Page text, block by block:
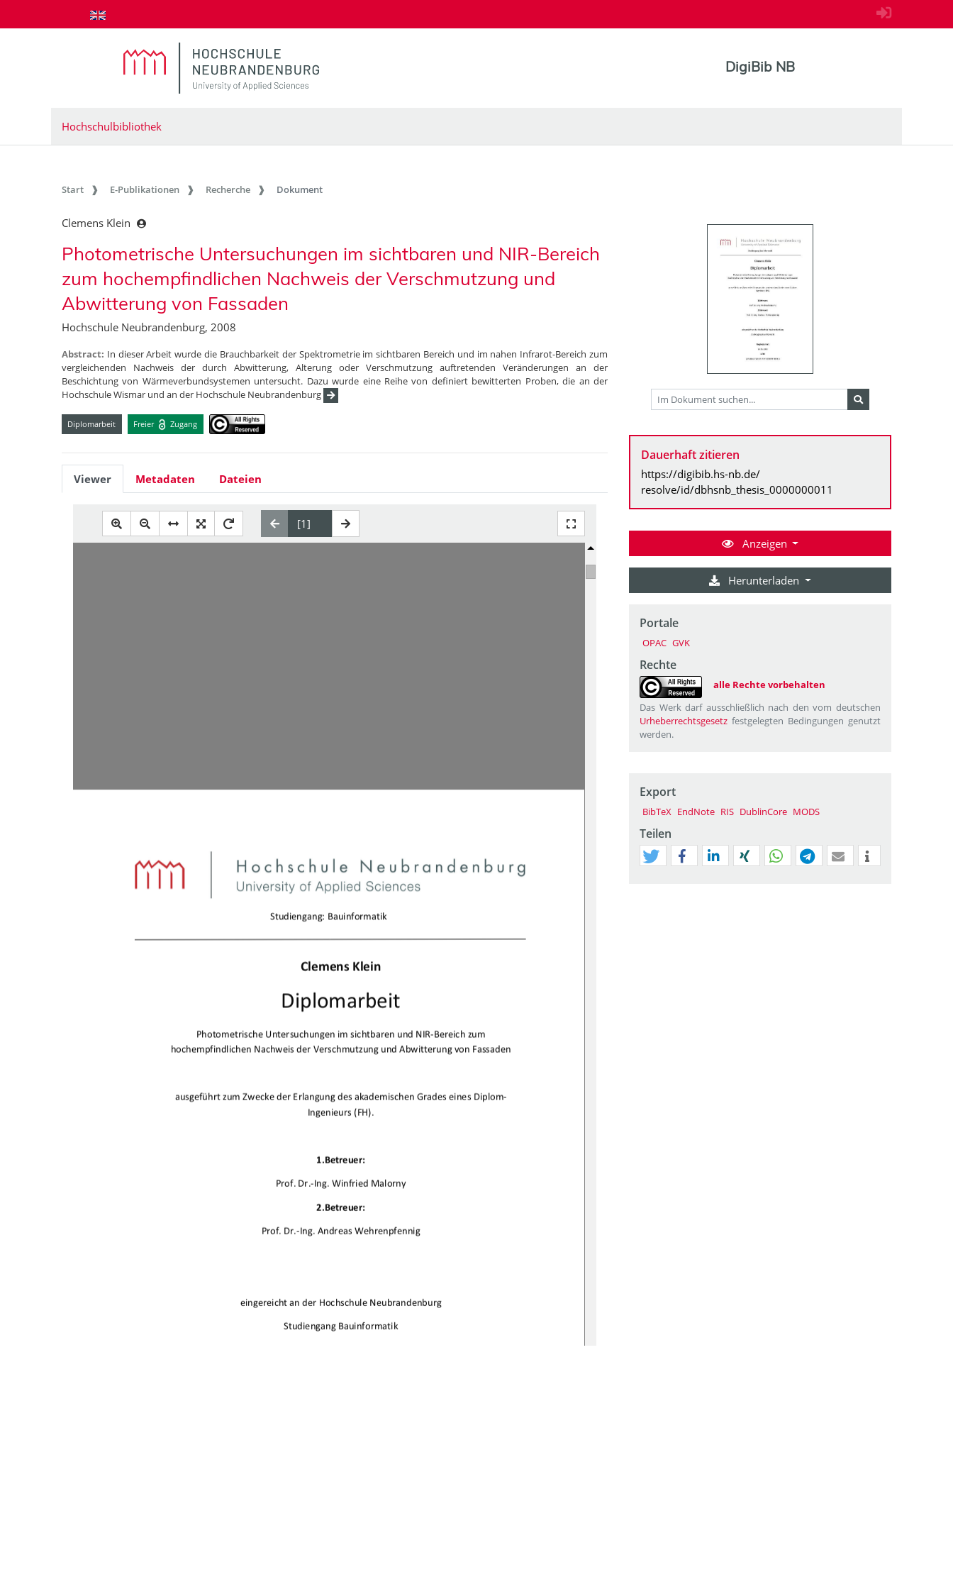
zum Inhalt springen
DigiBib NB
Hochschulbibliothek
Start E-Publikationen Recherche Dokument
Clemens Klein
Photometrische Untersuchungen im sichtbaren und NIR-Bereich
zum hochempfindlichen Nachweis der Verschmutzung und
Abwitterung von Fassaden
Hochschule Neubrandenburg, 2008
Abstract: In dieser Arbeit wurde die Brauchbarkeit der Spektrometrie im sichtbaren Bereich und im nahen Infrarot-Bereich zum
vergleichenden Nachweis der durch Abwitterung, Alterung oder Verschmutzung auftretenden Veränderungen an der
Beschichtung von Wärmeverbundsystemen untersucht. Dazu wurde eine Reihe von definiert bewitterten Proben, die an der
Hochschule Wismar und an der Hochschule Neubrandenburg
Diplomarbeit Freier Zugang
Viewer Metadaten Dateien
Studiengang:Bauinformatik

ClemensKlein
Diplomarbeit
PhotometrischeUntersuchungenimsichtbarenundNIRBereichzum
hochempfindlichenNachweisderVerschmutzungundAbwitterungvonFassaden
ausgeführtzumZweckederErlangungdesakademischenGradeseinesDiplom
Ingenieurs(FH).
1.Betreuer:
Prof.Dr.Ing.WinfriedMalorny
2.Betreuer:
Prof.Dr.Ing.AndreasWehrenpfennig
eingereichtanderHochschuleNeubrandenburg
StudiengangBauinformatik
Dauerhaft zitieren
https://digibib.hs-nb.de/
resolve/id/dbhsnb_thesis_0000000011
Anzeigen
Herunterladen
Portale
OPAC GVK
Rechte
alle Rechte vorbehalten
Das Werk darf ausschließlich nach den vom deutschen
Urheberrechtsgesetz festgelegten Bedingungen genutzt
werden.
Export
BibTeX EndNote RIS DublinCore MODS
Teilen